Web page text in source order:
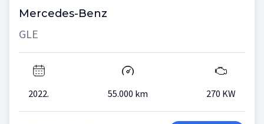
Mercedes-Benz
GLE
2022. 55.000 km 270 KW